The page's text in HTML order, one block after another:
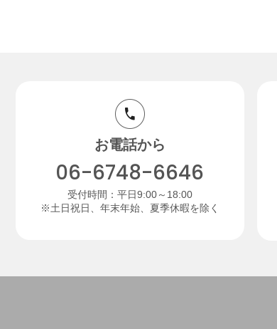
お電話から
06-6748-6646
受付時間：平日9:00～18:00
※土日祝日、年末年始、夏季休暇を除く